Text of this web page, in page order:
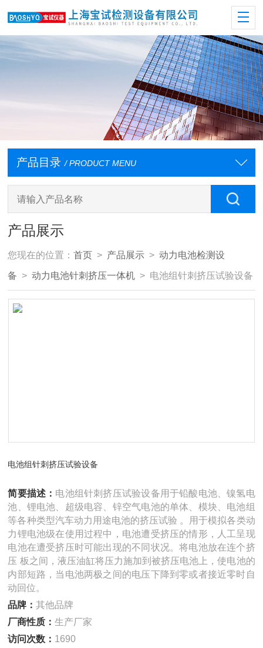
产品目录 / PRODUCT MENU
产品展示
您现在的位置：首页 > 产品展示 >动力电池检测设
备 >动力电池针刺挤压一体机 > 电池组针刺挤压试验设备
电池组针刺挤压试验设备
简要描述： 电池组针刺挤压试验设备用于铅酸电池、镍氢电
池、锂电池、超级电容、锌空气电池的单体、模块、电池组
等各种类型汽车动力用途电池的挤压试验 。用于模拟各类动
力锂电池级在使用过程中，电池遭受挤压的情形，人工呈现
电池在遭受挤压时可能出现的不同状况。将电池放在连个挤
压 板之间，液压油缸将压力施加到被挤压电池上，使电池的
内部短路，当电池两极之间的电压下降到零或者接近零时自
动回位。
品牌：其他品牌
厂商性质：生产厂家
访问次数： 1690